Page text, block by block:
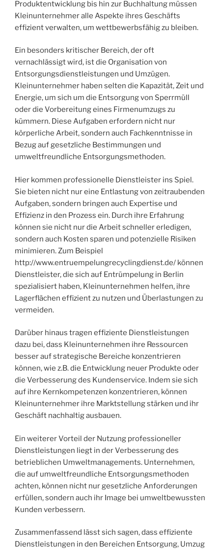
Produktentwicklung bis hin zur Buchhaltung müssen
Kleinunternehmer alle Aspekte ihres Geschäfts
effizient verwalten, um wettbewerbsfähig zu bleiben.
Ein besonders kritischer Bereich, der oft
vernachlässigt wird, ist die Organisation von
Entsorgungsdienstleistungen und Umzügen.
Kleinunternehmer haben selten die Kapazität, Zeit und
Energie, um sich um die Entsorgung von Sperrmüll
oder die Vorbereitung eines Firmenumzugs zu
kümmern. Diese Aufgaben erfordern nicht nur
körperliche Arbeit, sondern auch Fachkenntnisse in
Bezug auf gesetzliche Bestimmungen und
umweltfreundliche Entsorgungsmethoden.
Hier kommen professionelle Dienstleister ins Spiel.
Sie bieten nicht nur eine Entlastung von zeitraubenden
Aufgaben, sondern bringen auch Expertise und
Effizienz in den Prozess ein. Durch ihre Erfahrung
können sie nicht nur die Arbeit schneller erledigen,
sondern auch Kosten sparen und potenzielle Risiken
minimieren. Zum Beispiel
http://www.entruempelungrecyclingdienst.de/ können
Dienstleister, die sich auf Entrümpelung in Berlin
spezialisiert haben, Kleinunternehmen helfen, ihre
Lagerflächen effizient zu nutzen und Überlastungen zu
vermeiden.
Darüber hinaus tragen effiziente Dienstleistungen
dazu bei, dass Kleinunternehmen ihre Ressourcen
besser auf strategische Bereiche konzentrieren
können, wie z.B. die Entwicklung neuer Produkte oder
die Verbesserung des Kundenservice. Indem sie sich
auf ihre Kernkompetenzen konzentrieren, können
Kleinunternehmer ihre Marktstellung stärken und ihr
Geschäft nachhaltig ausbauen.
Ein weiterer Vorteil der Nutzung professioneller
Dienstleistungen liegt in der Verbesserung des
betrieblichen Umweltmanagements. Unternehmen,
die auf umweltfreundliche Entsorgungsmethoden
achten, können nicht nur gesetzliche Anforderungen
erfüllen, sondern auch ihr Image bei umweltbewussten
Kunden verbessern.
Zusammenfassend lässt sich sagen, dass effiziente
Dienstleistungen in den Bereichen Entsorgung, Umzug